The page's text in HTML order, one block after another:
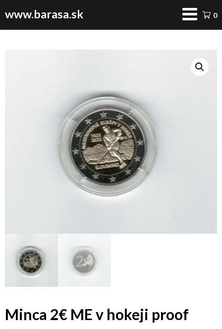
www.barasa.sk 0
Minca 2€ ME v hokeji proof